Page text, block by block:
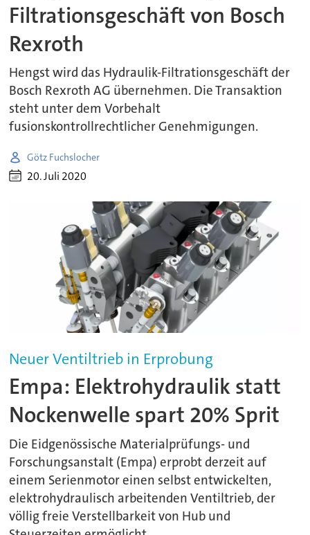
Filtrationsgeschäft von Bosch
Rexroth
Hengst wird das Hydraulik-Filtrationsgeschäft der
Bosch Rexroth AG übernehmen. Die Transaktion
steht unter dem Vorbehalt
fusionskontrollrechtlicher Genehmigungen.
Götz Fuchslocher
20. Juli 2020
Neuer Ventiltrieb in Erprobung
Empa: Elektrohydraulik statt
Nockenwelle spart 20% Sprit
Die Eidgenössische Materialprüfungs- und
Forschungsanstalt (Empa) erprobt derzeit auf
einem Serienmotor einen selbst entwickelten,
elektrohydraulisch arbeitenden Ventiltrieb, der
völlig freie Verstellbarkeit von Hub und